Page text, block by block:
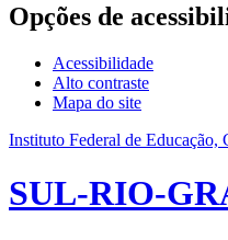
Opções de
Acessibilidade
Alto contraste
Mapa do site
Instituto Federal de Educação,
SUL-RIO-